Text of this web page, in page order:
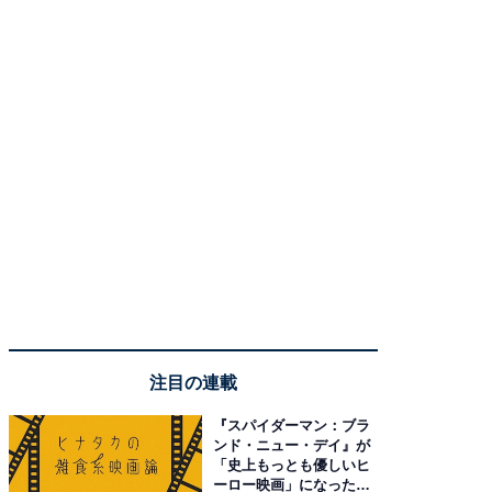
注目の連載
『スパイダーマン：ブラ
ンド・ニュー・デイ』が
「史上もっとも優しいヒ
ーロー映画」になった理